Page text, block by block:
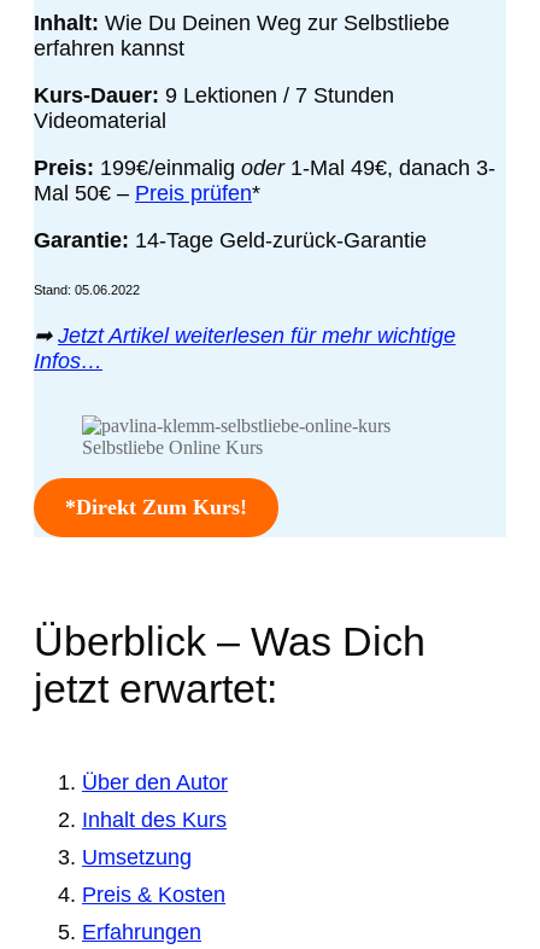
Inhalt: Wie Du Deinen Weg zur Selbstliebe
erfahren kannst
Kurs-Dauer: 9 Lektionen / 7 Stunden
Videomaterial
Preis: 199€/einmalig oder1-Mal 49€, danach 3-
Mal 50€ – Preis prüfen*
Garantie: 14-Tage Geld-zurück-Garantie
Stand: 05.06.2022
➡ Jetzt Artikel weiterlesen für mehr wichtige
Infos…
Selbstliebe Online Kurs
*Direkt Zum Kurs!
Überblick – Was Dich
jetzt erwartet:
Über den Autor
Inhalt des Kurs
Umsetzung
Preis & Kosten
Erfahrungen